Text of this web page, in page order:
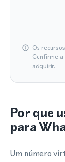
Os
Confirme
adquirir.
Por que
para
Um número